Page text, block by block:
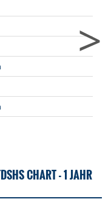
>
CHART - 1 JAHR